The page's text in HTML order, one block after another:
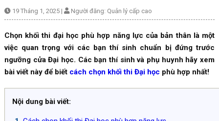
19 Tháng 1, 2025 | Người đăng: Quản lý cấp cao
Chọn khối thi đại học phù hợp năng lực của bản thân là một
việc quan trọng với các bạn thí sinh chuẩn bị đứng trước
ngưỡng cửa Đại học. Các bạn thí sinh và phụ huynh hãy xem
bài viết này để biết cách chọn khối thi Đại học phù hợp nhất!
Nội dung bài viết: